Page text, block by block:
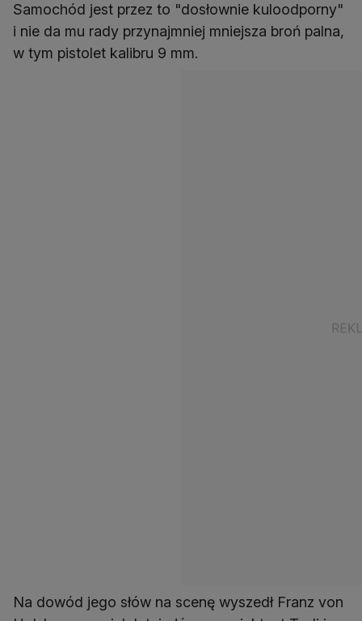
Samochód jest przez to "dosłownie kuloodporny"
i nie da mu rady przynajmniej mniejsza broń palna,
w tym pistolet kalibru 9 mm.
Na dowód jego słów na scenę wyszedł Franz von